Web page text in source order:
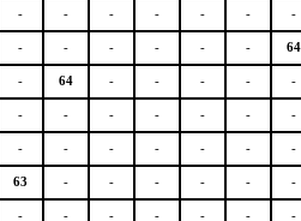
- - - - - - -
- - - - - - 64
- 64 - - - - -
- - - - - - -
- - - - - - -
63 - - - - - -
- - - - - - -